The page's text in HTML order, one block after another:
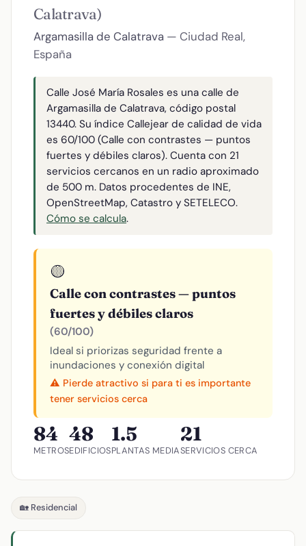
Calatrava)
Argamasilla de Calatrava — Ciudad Real,
España
Calle José María Rosales es una calle de
Argamasilla de Calatrava, código postal
13440. Su índice Callejear de calidad de vida
es 60/100 (Calle con contrastes — puntos
fuertes y débiles claros). Cuenta con 21
servicios cercanos en un radio aproximado
de 500 m. Datos procedentes de INE,
OpenStreetMap, Catastro y SETELECO.
Cómo se calcula.
🟡
Calle con contrastes — puntos
fuertes y débiles claros
(60/100)
Ideal si priorizas seguridad frente a
inundaciones y conexión digital
⚠️ Pierde atractivo si para ti es importante
tener servicios cerca
84
METROS
48
EDIFICIOS
1.5
PLANTAS MEDIA
21
SERVICIOS CERCA
🏡 Residencial